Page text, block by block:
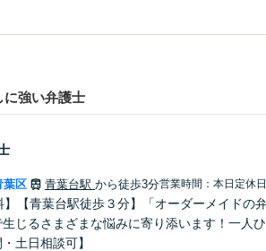
強い弁護士
葉区 青葉台駅 から徒歩3分営業時間：本日定休日
】【青葉台駅徒歩３分】「オーダーメイド
じるさまざまな悩みに寄り添います！一人
土日相談可】